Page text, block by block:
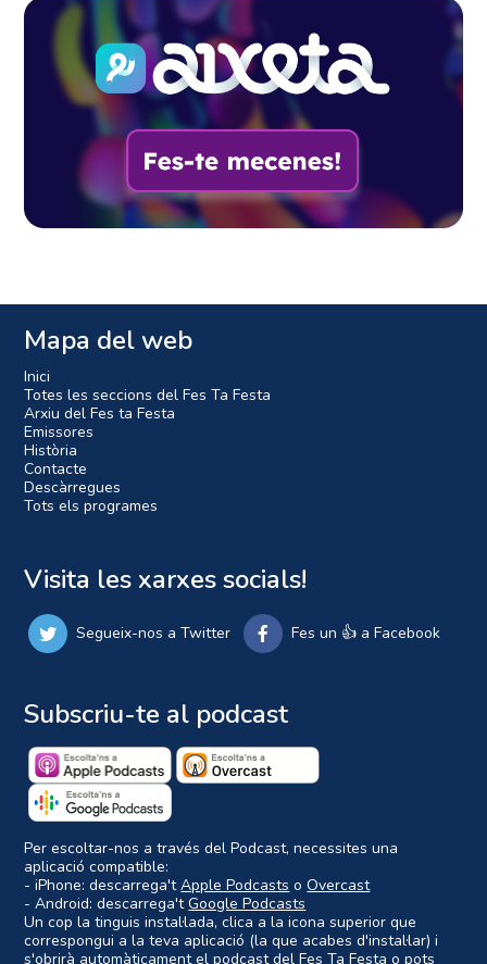
Mapa del web
Inici
Totes les seccions del Fes Ta Festa
Arxiu del Fes ta Festa
Emissores
Història
Contacte
Descàrregues
Tots els programes
Visita les xarxes socials!
Segueix-nos a Twitter Fes un 👍 a Facebook
Subscriu-te al podcast
Per escoltar-nos a través del Podcast, necessites una
aplicació compatible:
- iPhone: descarrega'tApple Podcasts oOvercast
- Android: descarrega'tGoogle Podcasts
Un cop la tinguis instal·lada, clica a la icona superior que
correspongui a la teva aplicació (la que acabes d'instal·lar) i
s'obrirà automàticament el podcast del Fes Ta Festa o pots